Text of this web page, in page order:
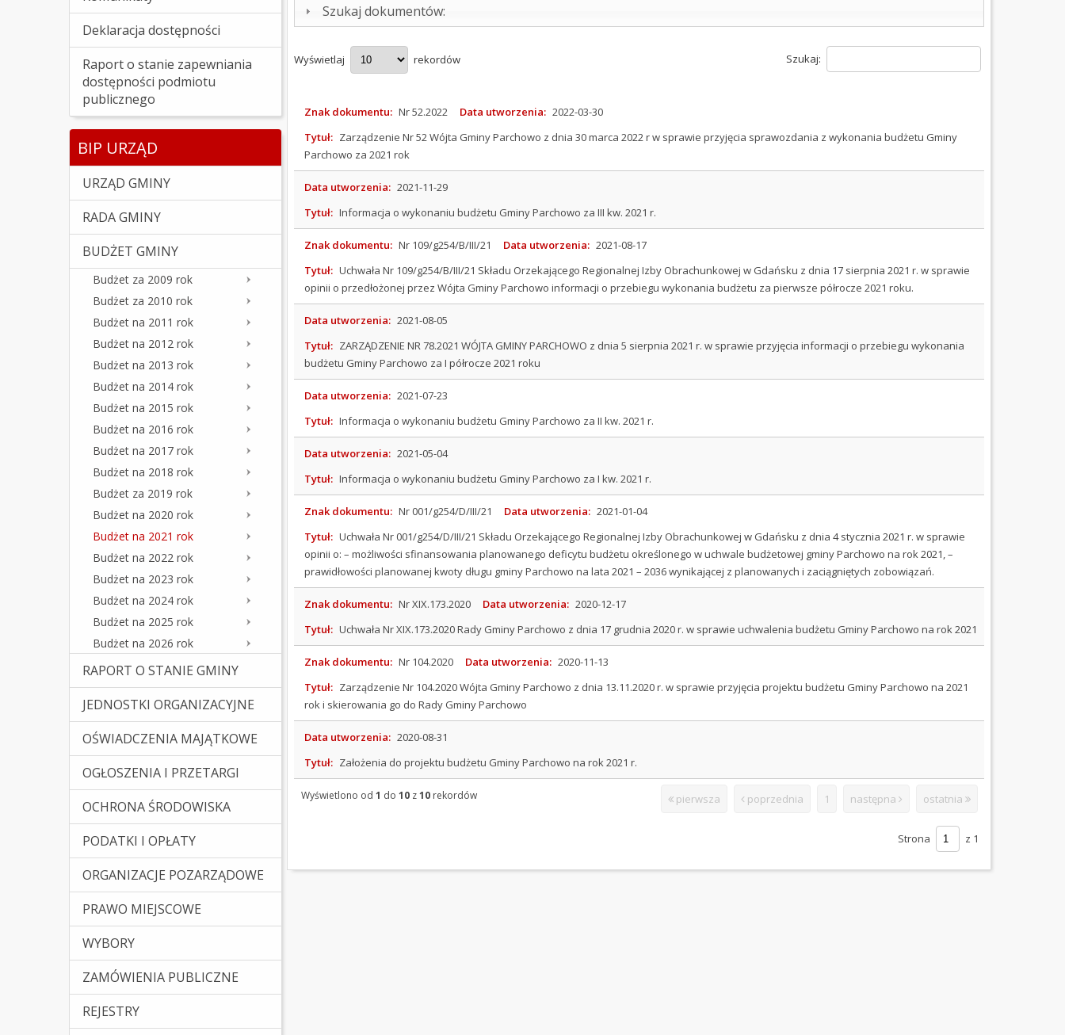
Deklaracja dostępności
Raport o stanie zapewniania
dostępności podmiotu
publicznego
BIP URZĄD
URZĄD GMINY
RADA GMINY
BUDŻET GMINY
Budżet za 2009 rok
Budżet za 2010 rok
Budżet na 2011 rok
Budżet na 2012 rok
Budżet na 2013 rok
Budżet na 2014 rok
Budżet na 2015 rok
Budżet na 2016 rok
Budżet na 2017 rok
Budżet na 2018 rok
Budżet za 2019 rok
Budżet na 2020 rok
Budżet na 2021 rok
Budżet na 2022 rok
Budżet na 2023 rok
Budżet na 2024 rok
Budżet na 2025 rok
Budżet na 2026 rok
RAPORT O STANIE GMINY
JEDNOSTKI ORGANIZACYJNE
OŚWIADCZENIA MAJĄTKOWE
OGŁOSZENIA I PRZETARGI
OCHRONA ŚRODOWISKA
PODATKI I OPŁATY
ORGANIZACJE POZARZĄDOWE
PRAWO MIEJSCOWE
WYBORY
ZAMÓWIENIA PUBLICZNE
REJESTRY
Szukaj dokumentów:
Wyświetlaj rekordów Szukaj:
Znak dokumentu: Nr 52.2022 Data utworzenia: 2022-03-30
Tytuł: Zarządzenie Nr 52 Wójta Gminy Parchowo z dnia 30 marca 2022 r w sprawie przyjęcia sprawozdania z wykonania budżetu Gminy
Parchowo za 2021 rok
Data utworzenia: 2021-11-29
Tytuł: Informacja o wykonaniu budżetu Gminy Parchowo za III kw. 2021 r.
Znak dokumentu: Nr 109/g254/B/III/21 Data utworzenia: 2021-08-17
Tytuł: Uchwała Nr 109/g254/B/III/21 Składu Orzekającego Regionalnej Izby Obrachunkowej w Gdańsku z dnia 17 sierpnia 2021 r. w sprawie
opinii o przedłożonej przez Wójta Gminy Parchowo informacji o przebiegu wykonania budżetu za pierwsze półrocze 2021 roku.
Data utworzenia: 2021-08-05
Tytuł: ZARZĄDZENIE NR 78.2021 WÓJTA GMINY PARCHOWO z dnia 5 sierpnia 2021 r. w sprawie przyjęcia informacji o przebiegu wykonania
budżetu Gminy Parchowo za I półrocze 2021 roku
Data utworzenia: 2021-07-23
Tytuł: Informacja o wykonaniu budżetu Gminy Parchowo za II kw. 2021 r.
Data utworzenia: 2021-05-04
Tytuł: Informacja o wykonaniu budżetu Gminy Parchowo za I kw. 2021 r.
Znak dokumentu: Nr 001/g254/D/III/21 Data utworzenia: 2021-01-04
Tytuł: Uchwała Nr 001/g254/D/III/21 Składu Orzekającego Regionalnej Izby Obrachunkowej w Gdańsku z dnia 4 stycznia 2021 r. w sprawie
opinii o: – możliwości sfinansowania planowanego deficytu budżetu określonego w uchwale budżetowej gminy Parchowo na rok 2021, –
prawidłowości planowanej kwoty długu gminy Parchowo na lata 2021 – 2036 wynikającej z planowanych i zaciągniętych zobowiązań.
Znak dokumentu: Nr XIX.173.2020 Data utworzenia: 2020-12-17
Tytuł: Uchwała Nr XIX.173.2020 Rady Gminy Parchowo z dnia 17 grudnia 2020 r. w sprawie uchwalenia budżetu Gminy Parchowo na rok 2021
Znak dokumentu: Nr 104.2020 Data utworzenia: 2020-11-13
Tytuł: Zarządzenie Nr 104.2020 Wójta Gminy Parchowo z dnia 13.11.2020 r. w sprawie przyjęcia projektu budżetu Gminy Parchowo na 2021
rok i skierowania go do Rady Gminy Parchowo
Data utworzenia: 2020-08-31
Tytuł: Założenia do projektu budżetu Gminy Parchowo na rok 2021 r.
Wyświetlono od 1 do 10z10rekordów pierwsza poprzednia 1 następna ostatnia
Strona z 1